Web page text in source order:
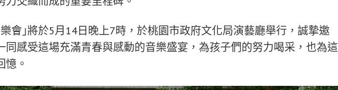
會｣將於5月14日晚上7時，於桃園市政府文化局演藝廳舉行，誠摯邀
同感受這場充滿青春與感動的音樂盛宴，為孩子們的努力喝采，也為這
憶。